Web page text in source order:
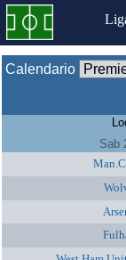
Calendario
Sab